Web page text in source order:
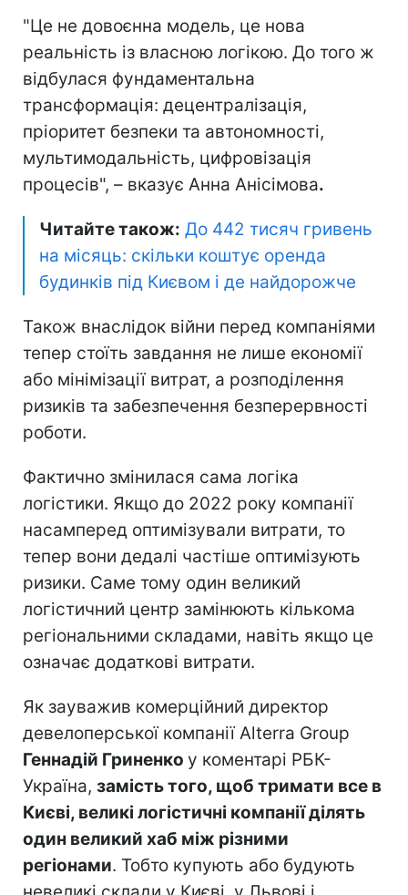
"Це не довоєнна модель, це нова
реальність із власною логікою. До того ж
відбулася фундаментальна
трансформація: децентралізація,
пріоритет безпеки та автономності,
мультимодальність, цифровізація
процесів", – вказує Анна Анісімова.
Читайте також: До 442 тисяч гривень
на місяць: скільки коштує оренда
будинків під Києвом і де найдорожче
Також внаслідок війни перед компаніями
тепер стоїть завдання не лише економії
або мінімізації витрат, а розподілення
ризиків та забезпечення безперервності
роботи.
Фактично змінилася сама логіка
логістики. Якщо до 2022 року компанії
насамперед оптимізували витрати, то
тепер вони дедалі частіше оптимізують
ризики. Саме тому один великий
логістичний центр замінюють кількома
регіональними складами, навіть якщо це
означає додаткові витрати.
Як зауважив комерційний директор
девелоперської компанії Alterra Group
Геннадій Гриненко у коментарі РБК-
Україна, замість того, щоб тримати все в
Києві, великі логістичні компанії ділять
один великий хаб між різними
регіонами. Тобто купують або будують